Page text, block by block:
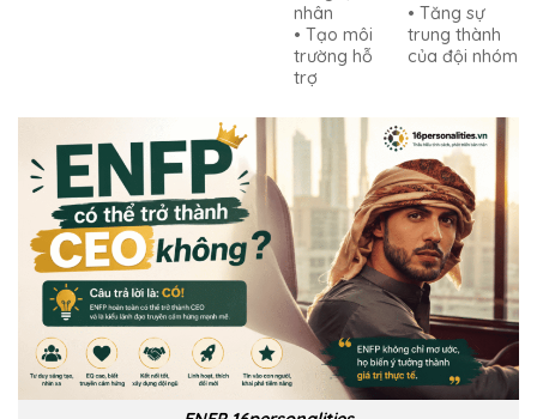
nhân
• Tạo môi
trường hỗ
trợ
• Tăng sự
trung thành
của đội nhóm